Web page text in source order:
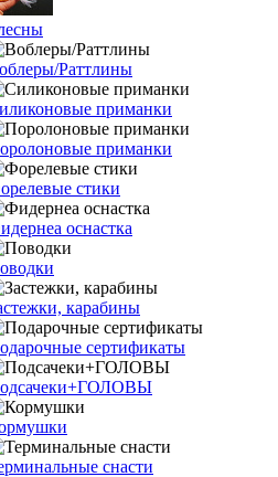
Раттлины
приманки
приманки
стики
оснастка
карабины
сертификаты
снасти